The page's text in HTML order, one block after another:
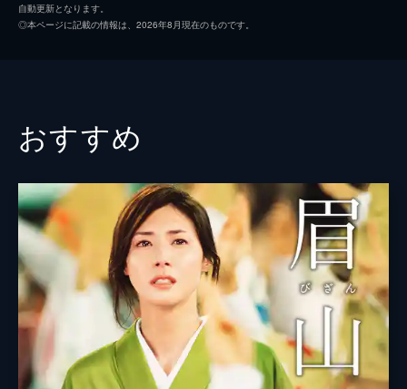
原島美津子 鈴木保奈美
監督 雑賀俊朗
脚本 登坂恵里香
音楽
自動更新となります。
◎本ページに記載の情報は、2026年8月現在のものです。
おすすめ